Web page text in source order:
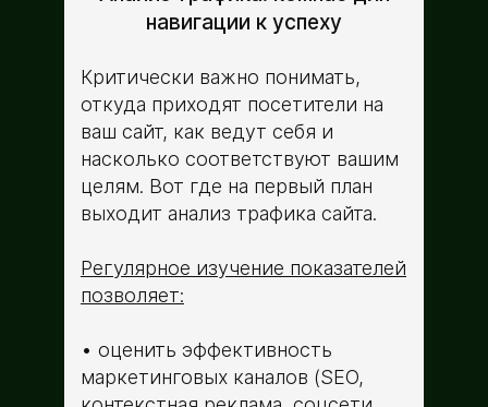
навигации к успеху
Критически важно понимать,
откуда приходят посетители на
ваш сайт, как ведут себя и
насколько соответствуют вашим
целям. Вот где на первый план
выходит анализ трафика сайта.
Регулярное изучение показателей
позволяет:
оценить эффективность
маркетинговых каналов (SEO,